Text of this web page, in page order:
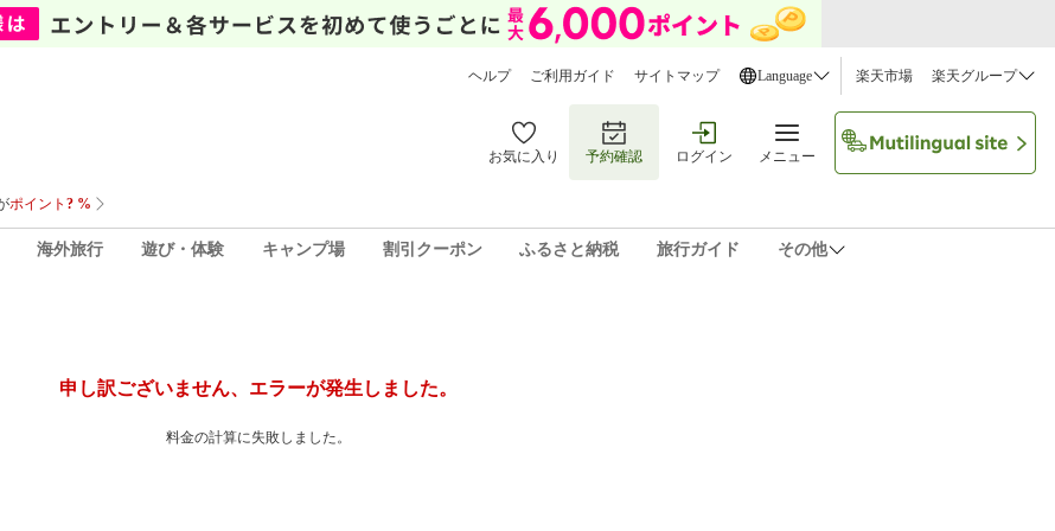
ヘルプ ご利用ガイド サイトマップ Language 楽天市場 楽天グループ
お気に入り 予約確認 ログイン メニュー
海外旅行 遊び・体験 キャンプ場 割引クーポン ふるさと納税 旅行ガイド その他
申し訳ございません、エラーが発生しました。
料金の計算に失敗しました。